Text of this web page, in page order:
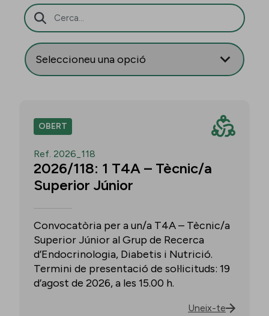
Barra de cerca
OBERT
Ref. 2026_118
2026/118: 1 T4A – Tècnic/a
Superior Júnior
Convocatòria per a un/a T4A – Tècnic/a
Superior Júnior al Grup de Recerca
d’Endocrinologia, Diabetis i Nutrició.
Termini de presentació de sol·licituds: 19
d’agost de 2026, a les 15.00 h.
Uneix-te